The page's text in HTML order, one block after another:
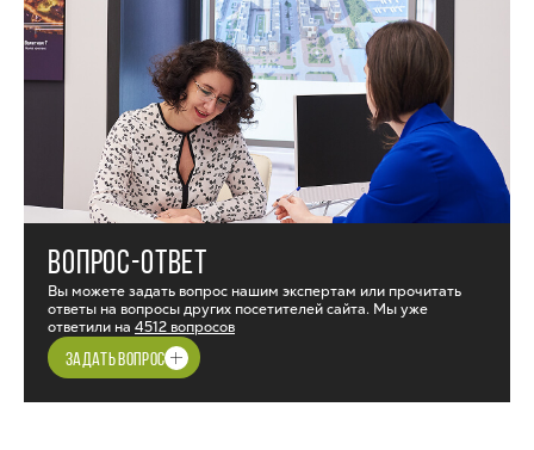
ВОПРОС-ОТВЕТ
Вы можете задать вопрос нашим экспертам или прочитать
ответы на вопросы других посетителей сайта. Мы уже
ответили на 4512 вопросов
ЗАДАТЬ ВОПРОС